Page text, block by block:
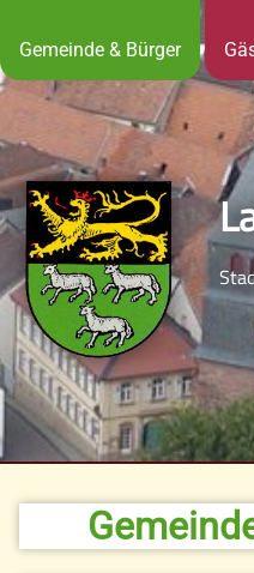
Gemeinde & Bürger